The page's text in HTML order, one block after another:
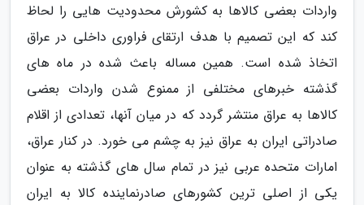
واردات بعضی کالاها به کشورش محدودیت هایی را لحاظ
کند که این تصمیم با هدف ارتقای فراوری داخلی در عراق
اتخاذ شده است. همین مساله باعث شده در ماه های
گذشته خبرهای مختلفی از ممنوع شدن واردات بعضی
کالاها به عراق منتشر گردد که در میان آنها، تعدادی از اقلام
صادراتی ایران به عراق نیز به چشم می خورد. در کنار عراق،
امارات متحده عربی نیز در تمام سال های گذشته به عنوان
یکی از اصلی ترین کشورهای صادرنماینده کالا به ایران